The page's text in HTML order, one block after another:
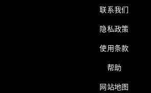
联系我们
隐私政策
使用条款
帮助
网站地图